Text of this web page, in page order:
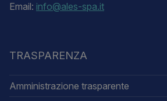
Email: info@ales-spa.it
TRASPARENZA
Amministrazione trasparente